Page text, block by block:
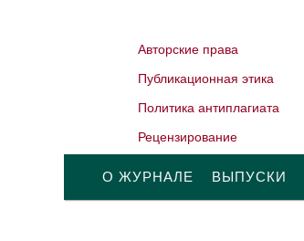
Авторские права
Публикационная этика
Политика антиплагиата
Рецензирование
О ЖУРНАЛЕ ВЫПУСКИ